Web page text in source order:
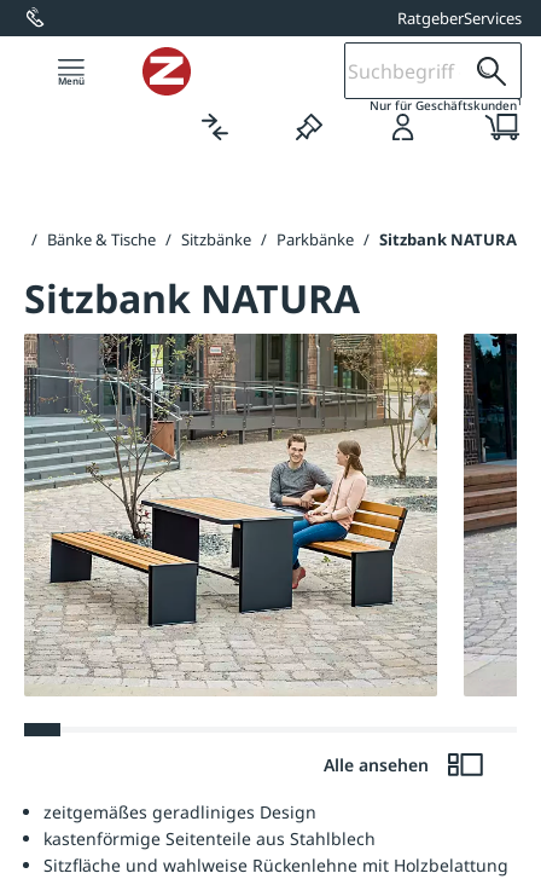
springen RatgeberServices
Nur für Geschäftskunden1
/ Bänke & Tische / Sitzbänke / Parkbänke / Sitzbank NATURA
Sitzbank NATURA
Alle ansehen
zeitgemäßes geradliniges Design
kastenförmige Seitenteile aus Stahlblech
Sitzfläche und wahlweise Rückenlehne mit Holzbelattung